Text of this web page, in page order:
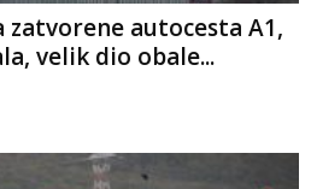
autocesta A1,
velik dio obale...